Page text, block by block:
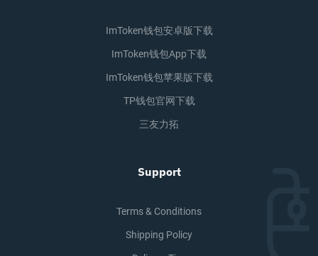
ImToken钱包安卓版下载
ImToken钱包app下载
ImToken钱包苹果版下载
TP钱包官网下载
三友力拓
Support
Terms & Conditions
Shipping Policy